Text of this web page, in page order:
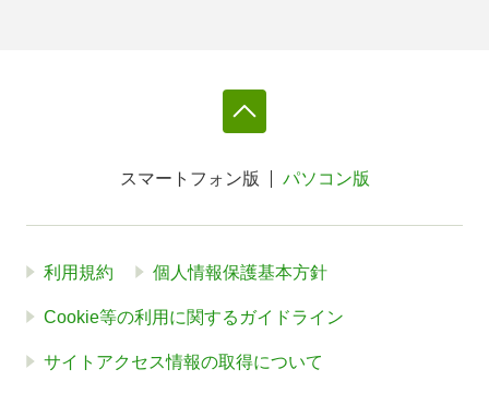
スマートフォン版 パソコン版
利用規約 個人情報保護基本方針
Cookie等の利用に関するガイドライン
サイトアクセス情報の取得について